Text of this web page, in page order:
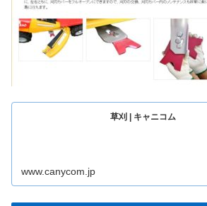
草刈 | キャニコム
www.canycom.jp